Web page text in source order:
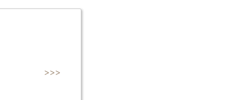
>>>